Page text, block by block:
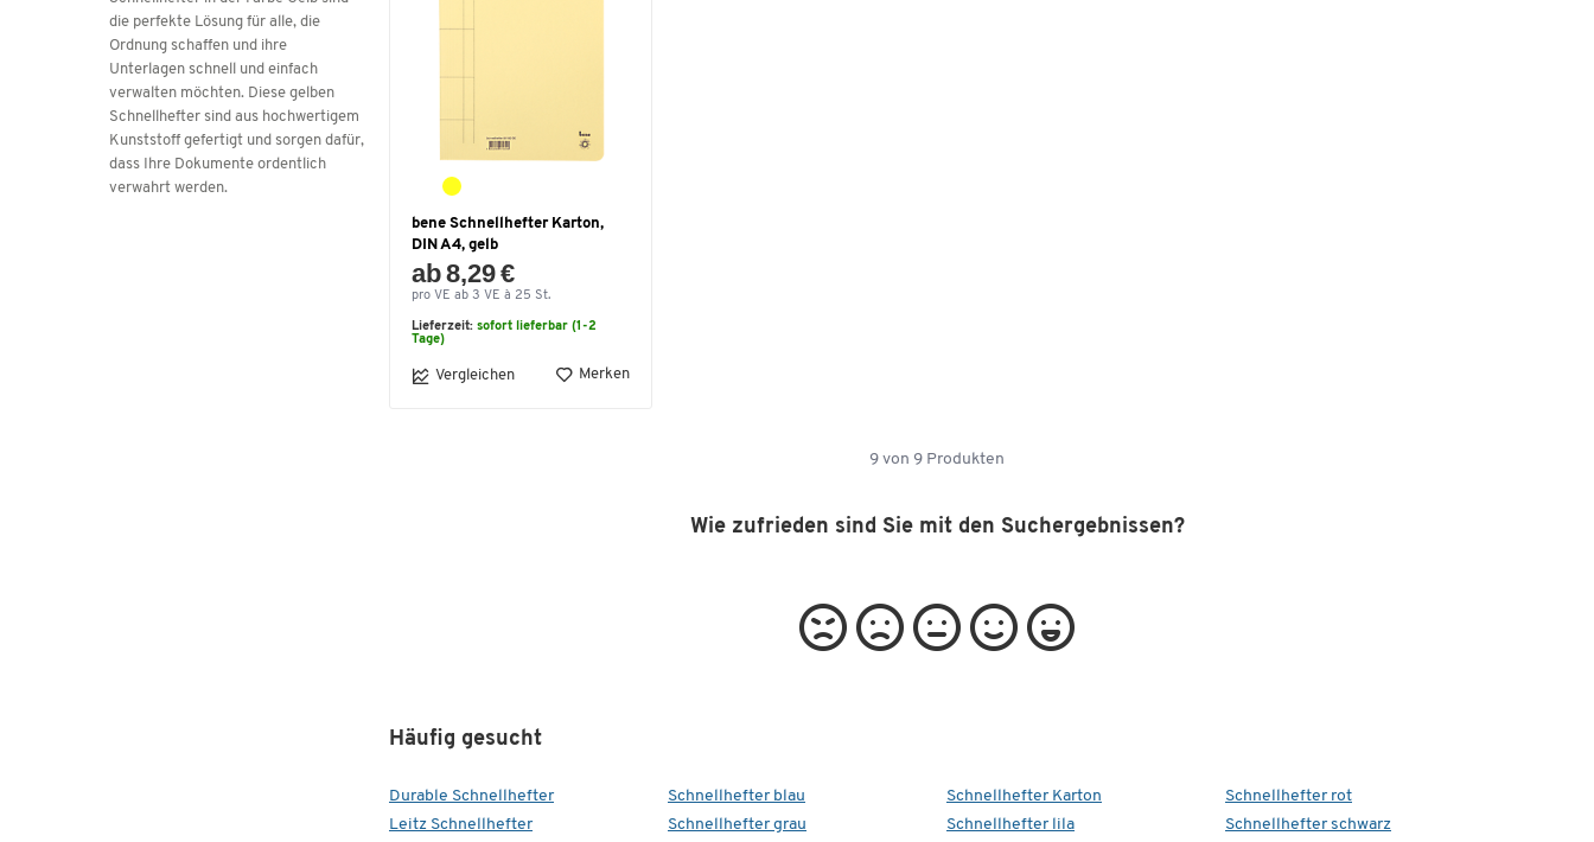
die perfekte Lösung für alle, die
Ordnung schaffen und ihre
Unterlagen schnell und einfach
verwalten möchten. Diese gelben
Schnellhefter sind aus hochwertigem
Kunststoff gefertigt und sorgen dafür,
dass Ihre Dokumente ordentlich
verwahrt werden.
bene Schnellhefter Karton,
DIN A4, gelb
ab 8,29 €
pro VE ab 3 VE à 25 St.
Lieferzeit: sofort lieferbar (1-2
Tage)
Vergleichen Merken
9 von 9 Produkten
Wie zufrieden sind Sie mit den Suchergebnissen?
Häufig gesucht
Durable Schnellhefter
Leitz Schnellhefter
Schnellhefter blau
Schnellhefter grau
Schnellhefter Karton
Schnellhefter lila
Schnellhefter rot
Schnellhefter schwarz